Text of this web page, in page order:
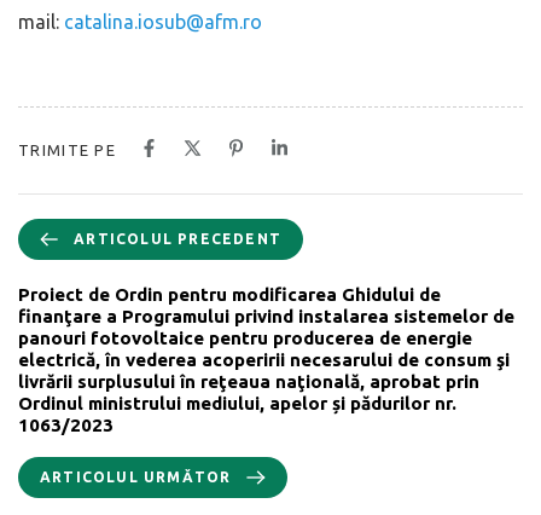
mail: catalina.iosub@afm.ro
TRIMITE PE
ARTICOLUL PRECEDENT
Proiect de Ordin pentru modificarea Ghidului de
finanţare a Programului privind instalarea sistemelor de
panouri fotovoltaice pentru producerea de energie
electrică, în vederea acoperirii necesarului de consum şi
livrării surplusului în reţeaua naţională, aprobat prin
Ordinul ministrului mediului, apelor și pădurilor nr.
1063/2023
ARTICOLUL URMĂTOR